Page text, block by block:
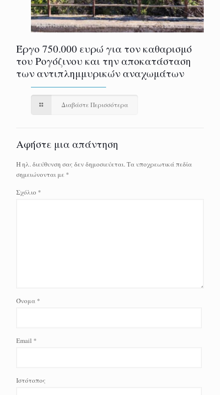
Έργο 750.000 ευρώ για τον καθαρισμό
του Ρογόζινου και την αποκατάσταση
των αντιπλημμυρικών αναχωμάτων
Διαβάστε Περισσότερα
Αφήστε μια απάντηση
Η ηλ. διεύθυνση σας δεν δημοσιεύεται.Τα υποχρεωτικά πεδία
σημειώνονται με *
Σχόλιο *
Όνομα *
Email *
Ιστότοπος